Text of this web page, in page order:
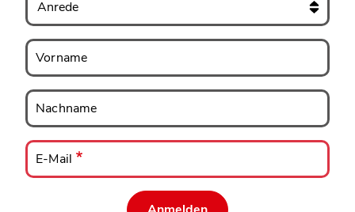
Vorname
Vorname
Nachname
Nachname
E-
Mail
E-Mail